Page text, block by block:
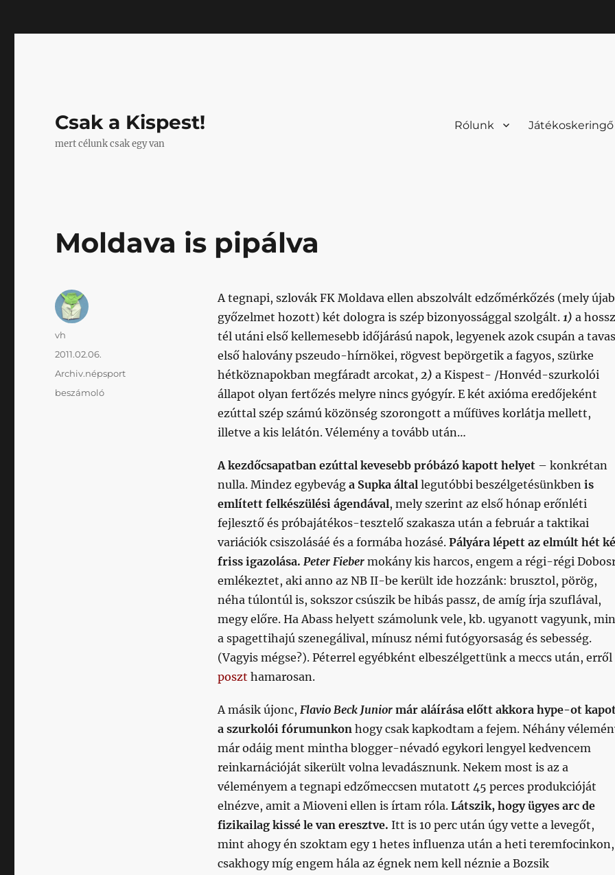
Csak a Kispest!
mert célunk csak egy van
Rólunk Játékoskeringő
Moldava is pipálva
A tegnapi, szlovák FK Moldava ellen abszolvált edzőmérkőzés (mely
győzelmet hozott) két dologra is szép bizonyossággal szolgált. 1) a
tél utáni első kellemesebb időjárású napok, legyenek azok csupán a
első halovány pszeudo-hírnökei, rögvest bepörgetik a fagyos, szürke
hétköznapokban megfáradt arcokat, 2) a Kispest- /Honvéd-szurkolói
állapot olyan fertőzés melyre nincs gyógyír. E két axióma eredőjeként
ezúttal szép számú közönség szorongott a műfüves korlátja mellett,
illetve a kis lelátón. Vélemény a tovább után…
A kezdőcsapatban ezúttal kevesebb próbázó kapott helyet– konkrétan
nulla. Mindez egybevág a Supka általlegutóbbi beszélgetésünkbenis
említett felkészülési ágendával, mely szerint az első hónap erőnléti
fejlesztő és próbajátékos-tesztelő szakasza után a február a taktikai
variációk csiszolásáé és a formába hozásé. Pályára lépett az elmúlt hét
friss igazolása. Peter Fieber mokány kis harcos, engem a régi-régi
emlékeztet, aki anno az NB II-be került ide hozzánk: brusztol, pörög,
néha túlontúl is, sokszor csúszik be hibás passz, de amíg írja szuflával,
megy előre. Ha Abass helyett számolunk vele, kb. ugyanott vagyunk,
a spagettihajú szenegálival, mínusz némi futógyorsaság és sebesség.
(Vagyis mégse?). Péterrel egyébként elbeszélgettünk a meccs után, erről
poszt hamarosan.
A másik újonc, Flavio Beck Junior már aláírása előtt akkora hype-ot
a szurkolói fórumunkon hogy csak kapkodtam a fejem. Néhány
már odáig ment mintha blogger-névadó egykori lengyel kedvencem
reinkarnációját sikerült volna levadásznunk. Nekem most is az a
véleményem a tegnapi edzőmeccsen mutatott 45 perces produkcióját
elnézve, amit a Mioveni ellen is írtam róla. Látszik, hogy ügyes arc de
fizikailag kissé le van eresztve. Itt is 10 perc után úgy vette a levegőt,
mint ahogy én szoktam egy 1 hetes influenza után a heti teremfocinkon,
csakhogy míg engem hála az égnek nem kell néznie a Bozsik
Szerző
vh
Közzétéve
2011.02.06.
Kategória
Archiv.népsport
Címke
beszámoló